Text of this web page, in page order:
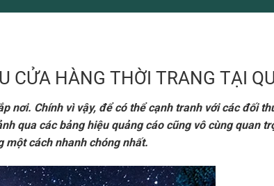
CỬA HÀNG THỜI TRANG TẠI
nơi. Chính vì vậy, để có thể cạnh tranh với các đối
qua các bảng hiệu quảng cáo cũng vô cùng quan
một cách nhanh chóng nhất.